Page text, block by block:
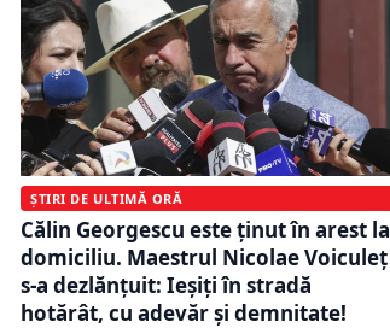
ȘTIRI DE ULTIMĂ ORĂ
Călin Georgescu este ținut în arest la
domiciliu. Maestrul Nicolae Voiculeț
s-a dezlănțuit: Ieșiți în stradă
hotărât, cu adevăr și demnitate!